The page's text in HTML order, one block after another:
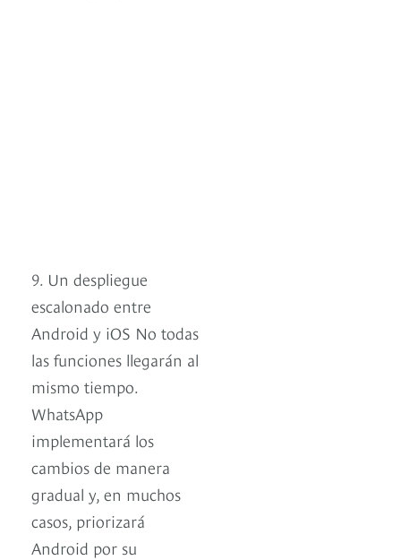
9. Un despliegue
escalonado entre
Android y iOS No todas
las funciones llegarán al
mismo tiempo.
WhatsApp
implementará los
cambios de manera
gradual y, en muchos
casos, priorizará
Android por su